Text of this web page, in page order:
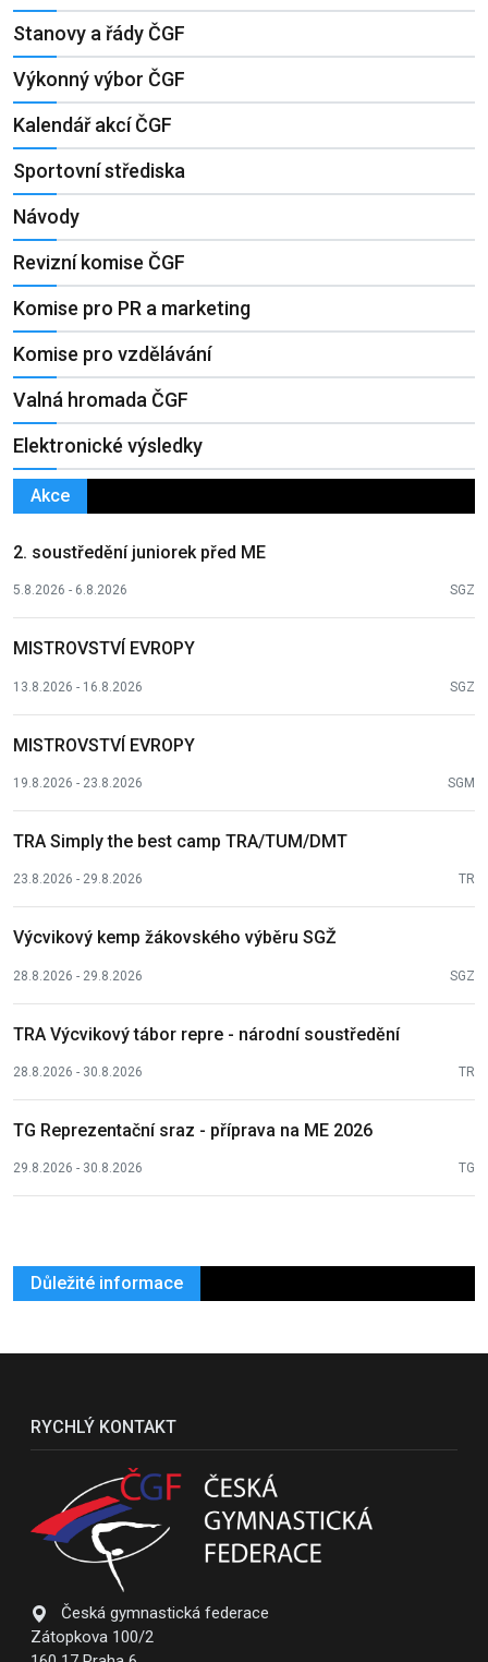
Stanovy a řády ČGF
Výkonný výbor ČGF
Kalendář akcí ČGF
Sportovní střediska
Návody
Revizní komise ČGF
Komise pro PR a marketing
Komise pro vzdělávání
Valná hromada ČGF
Elektronické výsledky
Akce
2. soustředění juniorek před ME
5.8.2026 - 6.8.2026 SGZ
MISTROVSTVÍ EVROPY
13.8.2026 - 16.8.2026 SGZ
MISTROVSTVÍ EVROPY
19.8.2026 - 23.8.2026 SGM
TRA Simply the best camp TRA/TUM/DMT
23.8.2026 - 29.8.2026 TR
Výcvikový kemp žákovského výběru SGŽ
28.8.2026 - 29.8.2026 SGZ
TRA Výcvikový tábor repre - národní soustředění
28.8.2026 - 30.8.2026 TR
TG Reprezentační sraz - příprava na ME 2026
29.8.2026 - 30.8.2026 TG
Důležité informace
RYCHLÝ KONTAKT
Česká gymnastická federace
Zátopkova 100/2